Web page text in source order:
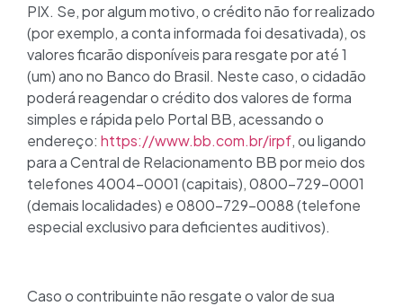
PIX. Se, por algum motivo, o crédito não for realizado
(por exemplo, a conta informada foi desativada), os
valores ficarão disponíveis para resgate por até 1
(um) ano no Banco do Brasil. Neste caso, o cidadão
poderá reagendar o crédito dos valores de forma
simples e rápida pelo Portal BB, acessando o
endereço: https://www.bb.com.br/irpf, ou ligando
para a Central de Relacionamento BB por meio dos
telefones 4004-0001 (capitais), 0800-729-0001
(demais localidades) e 0800-729-0088 (telefone
especial exclusivo para deficientes auditivos).
Caso o contribuinte não resgate o valor de sua